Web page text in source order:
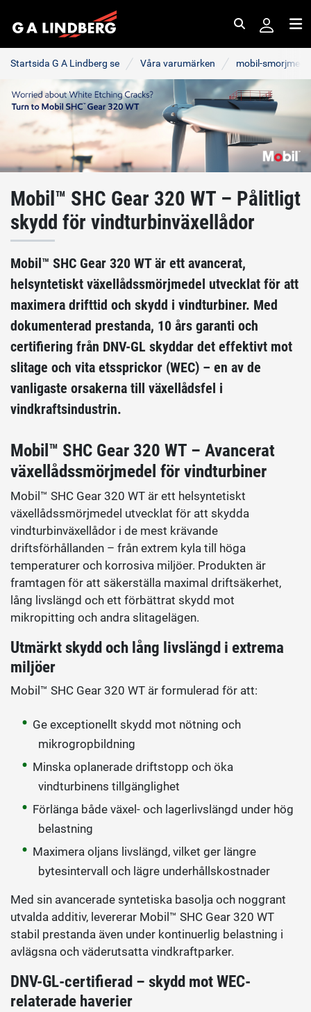
Startsida G A Lindberg se Våra varumärken mobil-
Mobil™ SHC Gear 320 WT – Pålitligt
skydd för vindturbinväxellådor
Mobil™ SHC Gear 320 WT är ett avancerat,
helsyntetiskt växellådssmörjmedel utvecklat för att
maximera drifttid och skydd i vindturbiner. Med
dokumenterad prestanda, 10 års garanti och
certifiering från DNV-GL skyddar det effektivt mot
slitage och vita etssprickor (WEC) – en av de
vanligaste orsakerna till växellådsfel i
vindkraftsindustrin.
Mobil™ SHC Gear 320 WT – Avancerat
växellådssmörjmedel för vindturbiner
Mobil™ SHC Gear 320 WT är ett helsyntetiskt
växellådssmörjmedel utvecklat för att skydda
vindturbinväxellådor i de mest krävande
driftsförhållanden – från extrem kyla till höga
temperaturer och korrosiva miljöer. Produkten är
framtagen för att säkerställa maximal driftsäkerhet,
lång livslängd och ett förbättrat skydd mot
mikropitting och andra slitagelägen.
Utmärkt skydd och lång livslängd i extrema
miljöer
Mobil™ SHC Gear 320 WT är formulerad för att:
Ge exceptionellt skydd mot nötning och
mikrogropbildning
Minska oplanerade driftstopp och öka
vindturbinens tillgänglighet
Förlänga både växel- och lagerlivslängd under hög
belastning
Maximera oljans livslängd, vilket ger längre
bytesintervall och lägre underhållskostnader
Med sin avancerade syntetiska basolja och noggrant
utvalda additiv, levererar Mobil™ SHC Gear 320 WT
stabil prestanda även under kontinuerlig belastning i
avlägsna och väderutsatta vindkraftparker.
DNV-GL-certifierad – skydd mot WEC-
relaterade haverier